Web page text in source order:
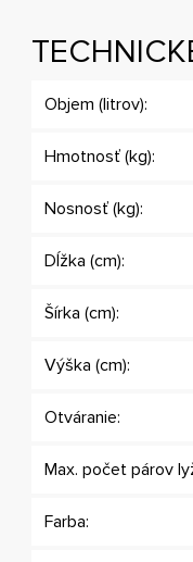
Objem (litrov):
Hmotnosť (kg):
Nosnosť (kg):
Dĺžka (cm):
Šírka (cm):
Výška (cm):
Otváranie:
Max. počet párov
Farba: